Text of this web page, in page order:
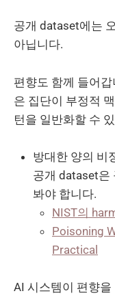
공개 dataset에는
아닙니다.
편향도 함께 들어
은 집단이 부정적
턴을 일반화할 수
방대한 양의 비
공개 dataset은
봐야 합니다.
NIST의
Poisoning
Practical
AI 시스템이 편향